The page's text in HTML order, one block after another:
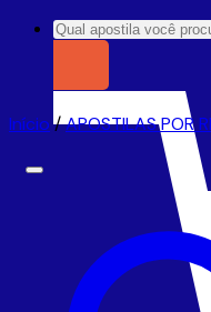
Pesquisar
Início /APOSTILAS POR